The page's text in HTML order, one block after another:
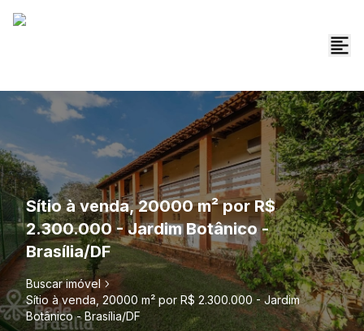
Sítio à venda, 20000 m² por R$
2.300.000 - Jardim Botânico -
Brasília/DF
Buscar imóvel
Sítio à venda, 20000 m² por R$ 2.300.000 - Jardim
Botânico - Brasília/DF